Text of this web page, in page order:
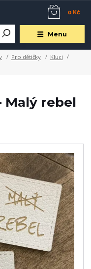
Menu
0 Kč
Pro dětičky
Kluci
Malý rebel